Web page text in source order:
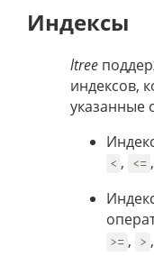
Индексы
ltree
индексов,
указанные
< , <= ,
>= , > ,